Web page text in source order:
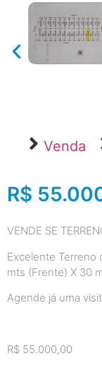
Venda
R$
VENDE SE
Excelente Terreno
mts (Frente) X 30
Agende já uma
R$ 55.000,00